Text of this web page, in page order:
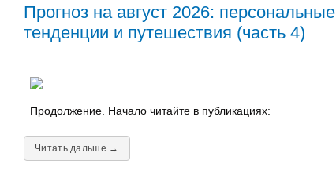
Прогноз на август 2026: персональные
тенденции и путешествия (часть 4)
Продолжение. Начало читайте в публикациях:
Читать дальше →